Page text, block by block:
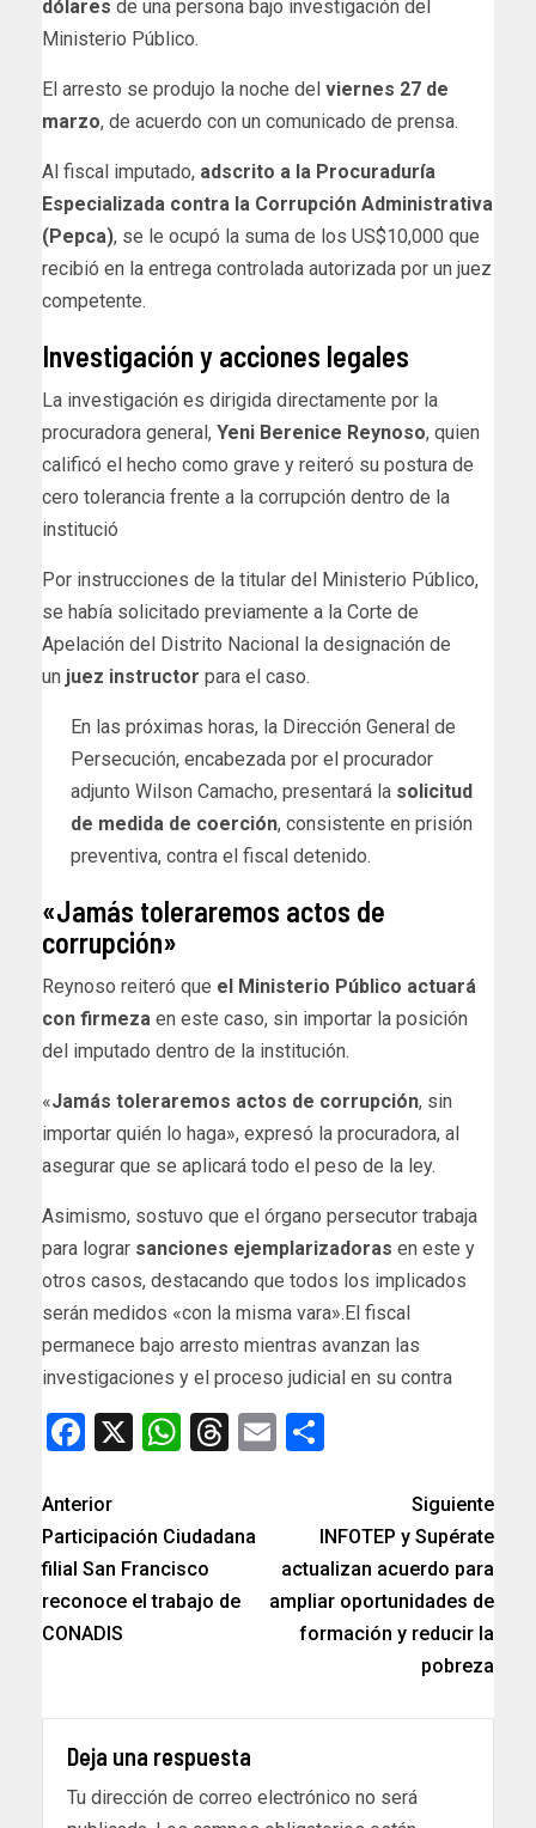
dólares de una persona bajo investigación del
Ministerio Público.
El arresto se produjo la noche del viernes 27 de
marzo, de acuerdo con un comunicado de prensa.
Al fiscal imputado, adscrito a la Procuraduría
Especializada contra la Corrupción Administrativa
(Pepca), se le ocupó la suma de los US$10,000 que
recibió en la entrega controlada autorizada por un juez
competente.
Investigación y acciones legales
La investigación es dirigida directamente por la
procuradora general, Yeni Berenice Reynoso, quien
calificó el hecho como grave y reiteró su postura de
cero tolerancia frente a la corrupción dentro de la
institució
Por instrucciones de la titular del Ministerio Público,
se había solicitado previamente a la Corte de
Apelación del Distrito Nacional la designación de
un juez instructor para el caso.
En las próximas horas, la Dirección General de
Persecución, encabezada por el procurador
adjunto Wilson Camacho, presentará la solicitud
de medida de coerción, consistente en prisión
preventiva, contra el fiscal detenido.
«Jamás toleraremos actos de
corrupción»
Reynoso reiteró que el Ministerio Público actuará
con firmeza en este caso, sin importar la posición
del imputado dentro de la institución.
«Jamás toleraremos actos de corrupción, sin
importar quién lo haga», expresó la procuradora, al
asegurar que se aplicará todo el peso de la ley.
Asimismo, sostuvo que el órgano persecutor trabaja
para lograr sanciones ejemplarizadoras en este y
otros casos, destacando que todos los implicados
serán medidos «con la misma vara».El fiscal
permanece bajo arresto mientras avanzan las
investigaciones y el proceso judicial en su contra
Facebook
X WhatsApp
Threads
Email
Anterior
Participación Ciudadana
filial San Francisco
reconoce el trabajo de
CONADIS
Siguiente
INFOTEP y Supérate
actualizan acuerdo para
ampliar oportunidades de
formación y reducir la
pobreza
Deja una respuesta
Tu dirección de correo electrónico no será